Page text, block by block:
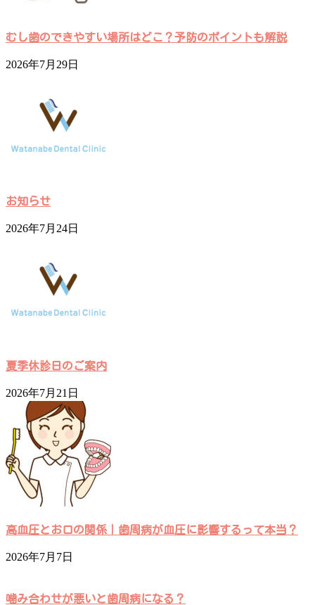
むし歯のできやすい場所はどこ？予防のポイントも解説
2026年7月29日
お知らせ
2026年7月24日
夏季休診日のご案内
2026年7月21日
高血圧とお口の関係｜歯周病が血圧に影響するって本当？
2026年7月7日
噛み合わせが悪いと歯周病になる？